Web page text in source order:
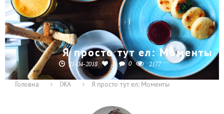
Я просто тут ел: Моменты
21-04-2018 1 0 2177
Головна › ЇЖА › Я просто тут ел: Моменты